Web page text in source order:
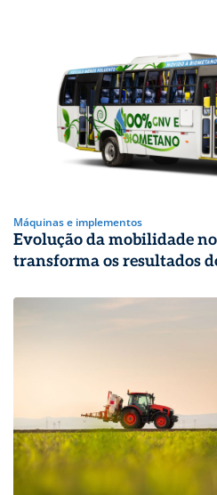
Máquinas e implementos
Evolução da mobilidade
transforma os resultados